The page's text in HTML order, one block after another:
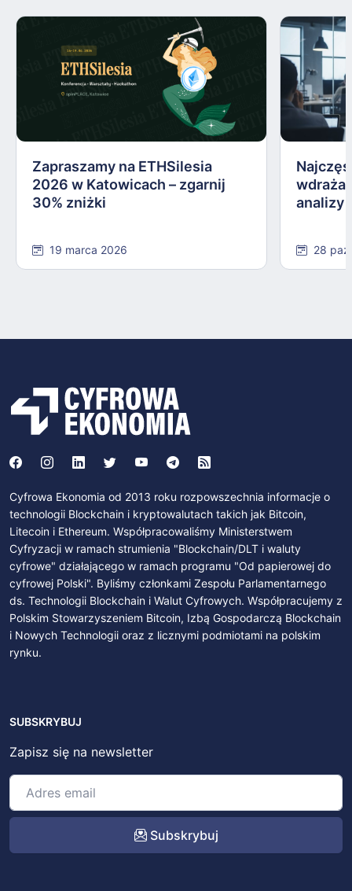
Zapraszamy na ETHSilesia
2026 w Katowicach – zgarnij
30% zniżki
19 marca 2026
analizy
28
Cyfrowa Ekonomia od 2013 roku rozpowszechnia informacje o
technologii Blockchain i kryptowalutach takich jak Bitcoin,
Litecoin i Ethereum. Współpracowaliśmy Ministerstwem
Cyfryzacji w ramach strumienia "Blockchain/DLT i waluty
cyfrowe" działającego w ramach programu "Od papierowej do
cyfrowej Polski". Byliśmy członkami Zespołu Parlamentarnego
ds. Technologii Blockchain i Walut Cyfrowych. Współpracujemy z
Polskim Stowarzyszeniem Bitcoin, Izbą Gospodarczą Blockchain
i Nowych Technologii oraz z licznymi podmiotami na polskim
rynku.
SUBSKRYBUJ
Zapisz się na newsletter
Subskrybuj